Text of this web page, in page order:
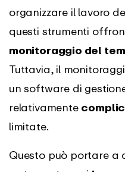
organizzare il lavoro
questi strumenti
monitoraggio del
Tuttavia, il
un software di
relativamente
limitate.
Questo può portare a